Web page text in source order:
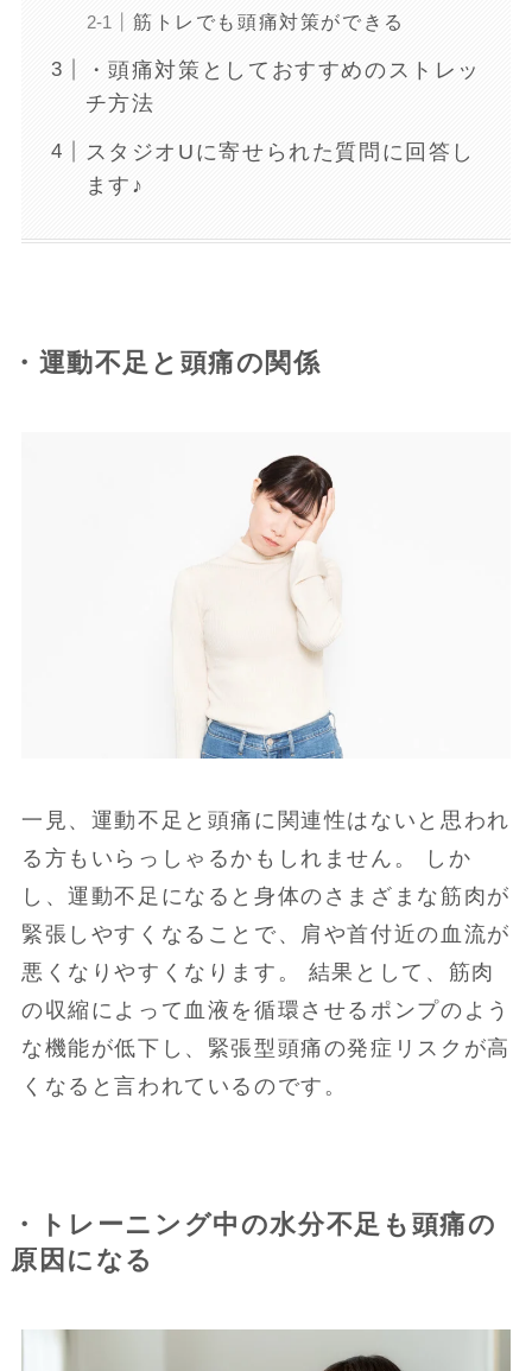
筋トレでも頭痛対策ができる
・頭痛対策としておすすめのストレッ
チ方法
スタジオUに寄せられた質問に回答し
ます♪
・運動不足と頭痛の関係
一見、運動不足と頭痛に関連性はないと思われ
る方もいらっしゃるかもしれません。 しか
し、運動不足になると身体のさまざまな筋肉が
緊張しやすくなることで、肩や首付近の血流が
悪くなりやすくなります。 結果として、筋肉
の収縮によって血液を循環させるポンプのよう
な機能が低下し、緊張型頭痛の発症リスクが高
くなると言われているのです。
・トレーニング中の水分不足も頭痛の
原因になる